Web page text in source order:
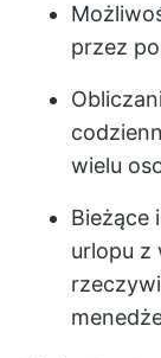
przez
wielu
Bieżące
urlopu z